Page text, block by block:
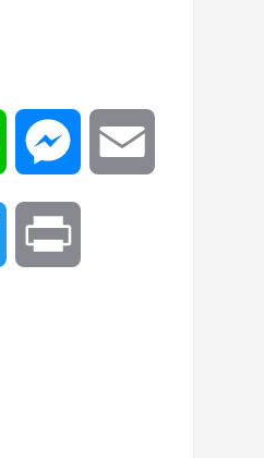
Line Messenger
Twitter